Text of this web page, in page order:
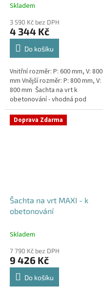
Skladem
3 590 Kč bez DPH
4 344 Kč
Do košíku
Vnitřní rozměr: P: 600 mm, V: 800
mm Vnější rozměr: P: 800 mm, V:
800 mm Šachta na vrt k
obetonování - vhodná pod
parkovací stání, komunikace
nebo do míst vyšším...
Doprava Zdarma
Šachta na vrt MAXI - k
obetonování
Skladem
7 790 Kč bez DPH
9 426 Kč
Do košíku